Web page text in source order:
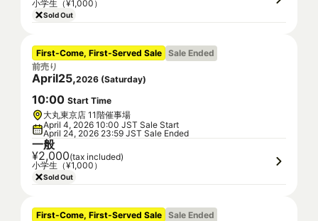
小学生（¥1,000）
Sold Out
First-Come, First-Served Sale Sale Ended
前売り
April25,2026 (Saturday)
10:00 Start Time
大丸東京店 11階催事場
April 4, 2026 10:00 JST Sale Start
April 24, 2026 23:59 JST Sale Ended
一般
¥2,000(tax included)
小学生（¥1,000）
Sold Out
First-Come, First-Served Sale Sale Ended